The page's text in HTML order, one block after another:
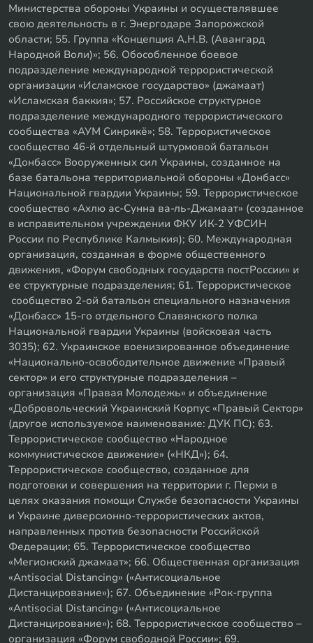
Министерства обороны Украины и осуществлявшее
свою деятельность в г. Энергодаре Запорожской
области; 55. Группа «Концепция А.Н.В. (Авангард
Народной Воли)»; 56. Обособленное боевое
подразделение международной террористической
организации «Исламское государство» (джамаат)
«Исламская баккия»; 57. Российское структурное
подразделение международного террористического
сообщества «АУМ Синрикё»; 58. Террористическое
сообщество 46-й отдельный штурмовой батальон
«Донбасс» Вооруженных сил Украины, созданное на
базе батальона территориальной обороны «Донбасс»
Национальной гвардии Украины; 59. Террористическое
сообщество «Ахлю ас-Сунна ва-ль-Джамаат» (созданное
в исправительном учреждении ФКУ ИК-2 УФСИН
России по Республике Калмыкия); 60. Международная
организация, созданная в форме общественного
движения, «Форум свободных государств постРоссии» и
ее структурные подразделения; 61. Террористическое
сообщество 2-ой батальон специального назначения
«Донбасс» 15-го отдельного Славянского полка
Национальной гвардии Украины (войсковая часть
3035); 62. Украинское военизированное объединение
«Национально-освободительное движение «Правый
сектор» и его структурные подразделения –
организация «Правая Молодежь» и объединение
«Добровольческий Украинский Корпус «Правый Сектор»
(другое используемое наименование: ДУК ПС); 63.
Террористическое сообщество «Народное
коммунистическое движение» («НКД»); 64.
Террористическое сообщество, созданное для
подготовки и совершения на территории г. Перми в
целях оказания помощи Службе безопасности Украины
и Украине диверсионно-террористических актов,
направленных против безопасности Российской
Федерации; 65. Террористическое сообщество
«Мегионский джамаат»; 66. Общественная организация
«Antisocial Distancing» («Антисоциальное
Дистанцирование»); 67. Объединение «Рок-группа
«Antisocial Distancing» («Антисоциальное
Дистанцирование»); 68. Террористическое сообщество –
организация «Форум свободной России»; 69.